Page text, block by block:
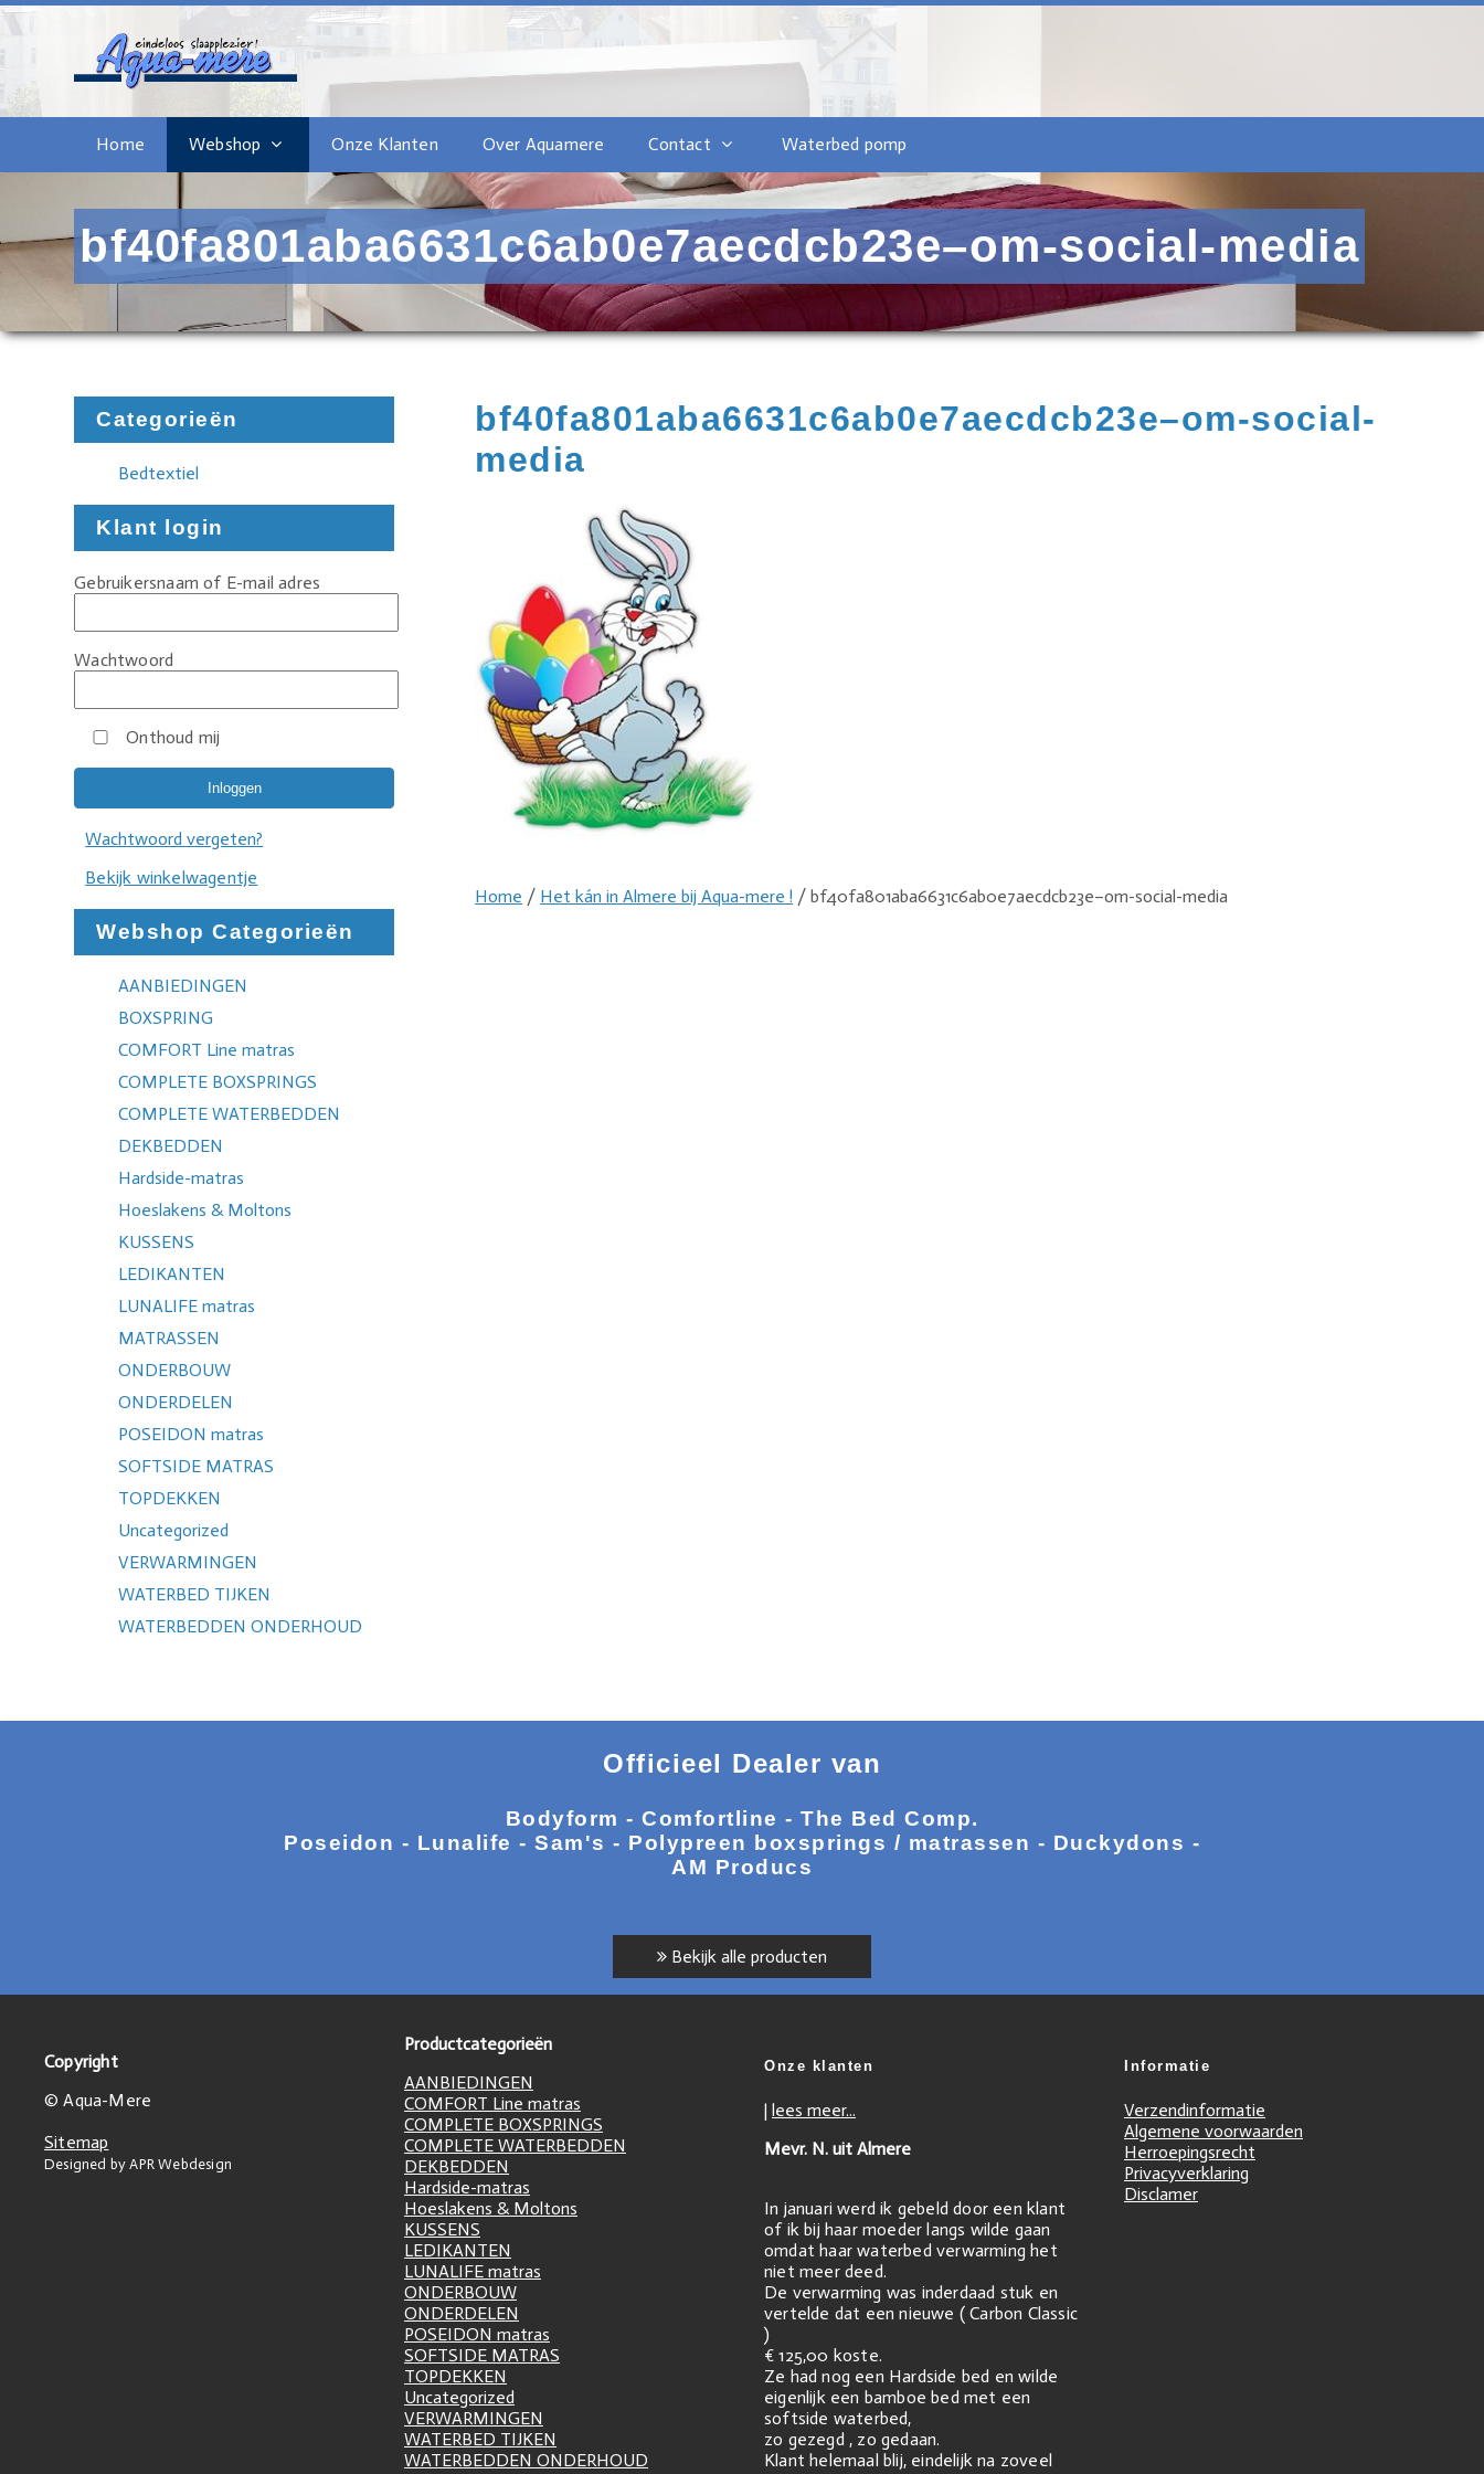
Home Webshop Onze Klanten Over Aquamere Contact Waterbed pomp
bf40fa801aba6631c6ab0e7aecdcb23e–om-social-media
Categorieën
Bedtextiel
Klant login
Gebruikersnaam of E-mail adres
Wachtwoord
Onthoud mij
Wachtwoord vergeten?
Bekijk winkelwagentje
Webshop Categorieën
AANBIEDINGEN
BOXSPRING
COMFORT Line matras
COMPLETE BOXSPRINGS
COMPLETE WATERBEDDEN
DEKBEDDEN
Hardside-matras
Hoeslakens & Moltons
KUSSENS
LEDIKANTEN
LUNALIFE matras
MATRASSEN
ONDERBOUW
ONDERDELEN
POSEIDON matras
SOFTSIDE MATRAS
TOPDEKKEN
Uncategorized
VERWARMINGEN
WATERBED TIJKEN
WATERBEDDEN ONDERHOUD
bf40fa801aba6631c6ab0e7aecdcb23e–om-social-
media
Home / Het kán in Almere bij Aqua-mere ! / bf40fa801aba6631c6ab0e7aecdcb23e–om-social-media
Officieel Dealer van
Bodyform - Comfortline - The Bed Comp.
Poseidon - Lunalife - Sam's - Polypreen boxsprings / matrassen - Duckydons -
AM Producs
Bekijk alle producten
Copyright
© Aqua-Mere
Sitemap
Designed by APR Webdesign
Productcategorieën
AANBIEDINGEN
COMFORT Line matras
COMPLETE BOXSPRINGS
COMPLETE WATERBEDDEN
DEKBEDDEN
Hardside-matras
Hoeslakens & Moltons
KUSSENS
LEDIKANTEN
LUNALIFE matras
ONDERBOUW
ONDERDELEN
POSEIDON matras
SOFTSIDE MATRAS
TOPDEKKEN
Uncategorized
VERWARMINGEN
WATERBED TIJKEN
WATERBEDDEN ONDERHOUD
Onze klanten
| lees meer...
Mevr. N. uit Almere
In januari werd ik gebeld door een klant
of ik bij haar moeder langs wilde gaan
omdat haar waterbed verwarming het
niet meer deed.
De verwarming was inderdaad stuk en
vertelde dat een nieuwe ( Carbon Classic
)
€ 125,00 koste.
Ze had nog een Hardside bed en wilde
eigenlijk een bamboe bed met een
softside waterbed,
zo gezegd , zo gedaan.
Klant helemaal blij, eindelijk na zoveel
Informatie
Verzendinformatie
Algemene voorwaarden
Herroepingsrecht
Privacyverklaring
Disclamer